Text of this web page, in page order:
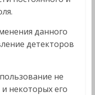
данного
детекторов
не
некоторых его